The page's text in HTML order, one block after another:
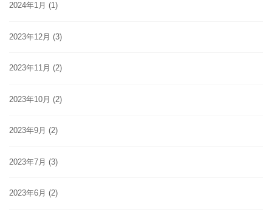
2024年1月 (1)
2023年12月 (3)
2023年11月 (2)
2023年10月 (2)
2023年9月 (2)
2023年7月 (3)
2023年6月 (2)